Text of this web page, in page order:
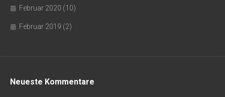
Februar 2020 (10)
Februar 2019 (2)
Neueste Kommentare